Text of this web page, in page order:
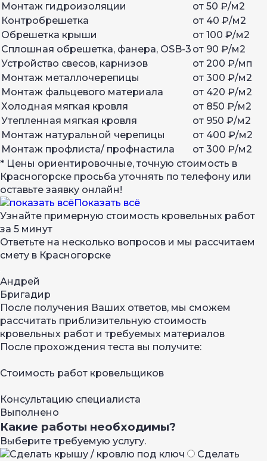
Монтаж гидроизоляции
от 50 ₽/м2
Контробрешетка
от 40 ₽/м2
Обрешетка крыши
от 100 ₽/м2
Сплошная обрешетка, фанера, OSB-3 от 90 ₽/м2
Устройство свесов, карнизов
от 200 ₽/мп
Монтаж металлочерепицы
от 300 ₽/м2
Монтаж фальцевого материала
от 420 ₽/м2
Холодная мягкая кровля
от 850 ₽/м2
Утепленная мягкая кровля
от 950 ₽/м2
Монтаж натуральной черепицы
от 400 ₽/м2
Монтаж профлиста/ профнастила
от 300 ₽/м2
* Цены ориентировочные, точную стоимость в
Красногорске просьба уточнять по телефону или
оставьте заявку онлайн!
Показать всё
Узнайте примерную стоимость кровельных работ
за 5 минут
Ответьте на несколько вопросов и мы рассчитаем
смету в Красногорске
Андрей
Бригадир
После получения Ваших ответов, мы сможем
рассчитать приблизительную стоимость
кровельных работ и требуемых материалов
После прохождения теста вы получите:
Стоимость работ кровельщиков
Консультацию специалиста
Выполнено
Какие работы необходимы?
Выберите требуемую услугу.
Сделать